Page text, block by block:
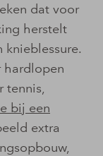
dat voor
herstelt
knieblessure.
hardlopen
tennis,
bij een
extra